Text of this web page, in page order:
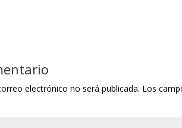
electrónico no será publicada. Los